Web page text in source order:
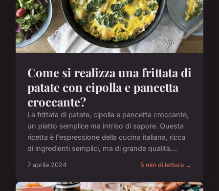
Come si realizza una frittata di
patate con cipolla e pancetta
croccante?
La frittata di patate, cipolla e pancetta croccante,
un piatto semplice ma intriso di sapore. Questa
ricetta è l'espressione della cucina italiana, ricca
di ingredienti semplici, ma di grande qualità....
7 aprile 2024 5 min di lettura →